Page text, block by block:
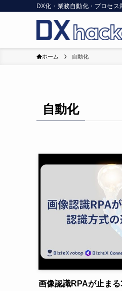
DX化・業務自動化・プロセス
ホーム 自動化
自動化
画像認識RPAが止ま